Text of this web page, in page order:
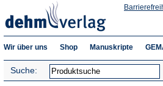
Wir über uns Shop Manuskripte
Suche: